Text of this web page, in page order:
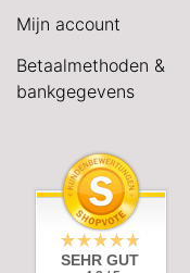
Mijn account
Betaalmethoden &
bankgegevens
SEHR GUT